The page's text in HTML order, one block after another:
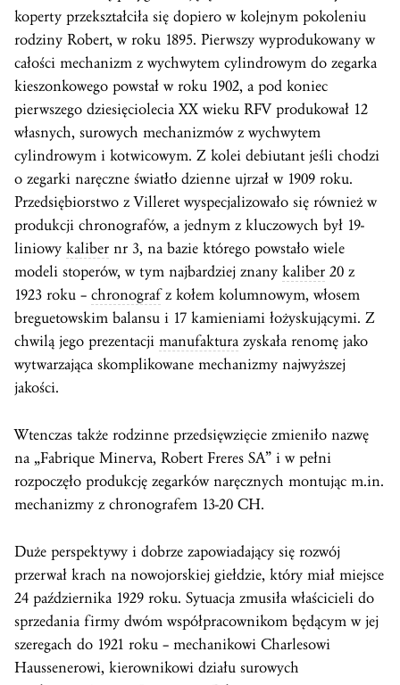
koperty przekształciła się dopiero w kolejnym pokoleniu
rodziny Robert, w roku 1895. Pierwszy wyprodukowany w
całości mechanizm z wychwytem cylindrowym do zegarka
kieszonkowego powstał w roku 1902, a pod koniec
pierwszego dziesięciolecia XX wieku RFV produkował 12
własnych, surowych mechanizmów z wychwytem
cylindrowym i kotwicowym. Z kolei debiutant jeśli chodzi
o zegarki naręczne światło dzienne ujrzał w 1909 roku.
Przedsiębiorstwo z Villeret wyspecjalizowało się również w
produkcji chronografów, a jednym z kluczowych był 19-
liniowy kaliber nr 3, na bazie którego powstało wiele
modeli stoperów, w tym najbardziej znany kaliber 20 z
1923 roku – chronografz kołem kolumnowym, włosem
breguetowskim balansu i 17 kamieniami łożyskującymi. Z
chwilą jego prezentacji manufaktura zyskała renomę jako
wytwarzająca skomplikowane mechanizmy najwyższej
jakości.
Wtenczas także rodzinne przedsięwzięcie zmieniło nazwę
na „Fabrique Minerva, Robert Freres SA” i w pełni
rozpoczęło produkcję zegarków naręcznych montując m.in.
mechanizmy z chronografem 13-20 CH.
Duże perspektywy i dobrze zapowiadający się rozwój
przerwał krach na nowojorskiej giełdzie, który miał miejsce
24 października 1929 roku. Sytuacja zmusiła właścicieli do
sprzedania firmy dwóm współpracownikom będącym w jej
szeregach do 1921 roku – mechanikowi Charlesowi
Haussenerowi, kierownikowi działu surowych